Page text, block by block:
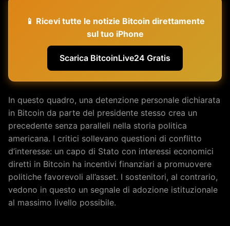
📱 Ricevi tutte le notizie Bitcoin direttamente
sul tuo iPhone
Scarica BitcoinLive24 Gratis
In questo quadro, una detenzione personale dichiarata
in Bitcoin da parte del presidente stesso crea un
precedente senza paralleli nella storia politica
americana. I critici sollevano questioni di conflitto
d’interesse: un capo di Stato con interessi economici
diretti in Bitcoin ha incentivi finanziari a promuovere
politiche favorevoli all’asset. I sostenitori, al contrario,
vedono in questo un segnale di adozione istituzionale
al massimo livello possibile.